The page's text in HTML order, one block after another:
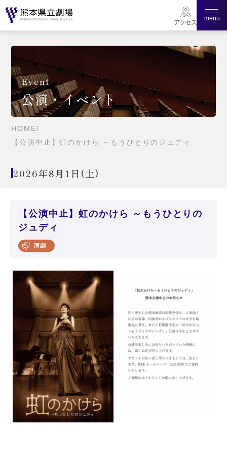
menu
Event
公演・イベント
HOME/
【公演中止】虹のかけら ～もうひとりのジュディ
2026年8月1日(土)
【公演中止】虹のかけら ～もうひとりの
ジュディ